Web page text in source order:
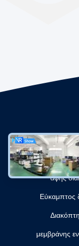
αφής
Εύκαμπτος
μεμβράνης